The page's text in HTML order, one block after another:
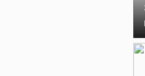
11 Purworejo Sukses Gelar